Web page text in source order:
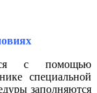
с помощью
специальной
заполняются